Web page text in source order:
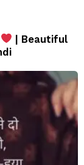
| Beautiful